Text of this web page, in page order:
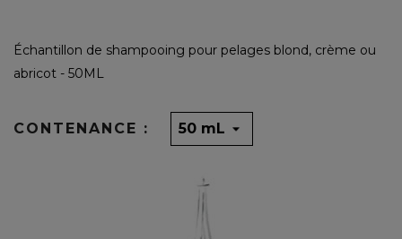
Échantillon de shampooing pour pelages blond, crème ou
abricot - 50ML
CONTENANCE :